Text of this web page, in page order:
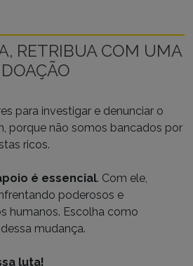
RETRIBUA COM UMA
DOAÇÃO
para investigar e denunciar o
porque não somos bancados por
ricos.
é essencial. Com ele,
poderosos e
humanos. Escolha como
mudança.
luta!